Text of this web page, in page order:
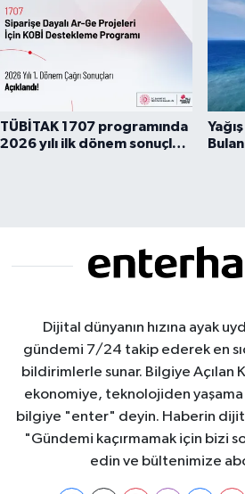
TÜBİTAK 1707 programında
2026 yılı ilk dönem sonuçları
Dijital dünyanın hızına ayak
gündemi 7/24 takip ederek en
bildirimlerle sunar. Bilgiye Açılan
ekonomiye, teknolojiden yaşama
bilgiye "enter" deyin. Haberin
"Gündemi kaçırmamak için bizi
edin ve bültenimize